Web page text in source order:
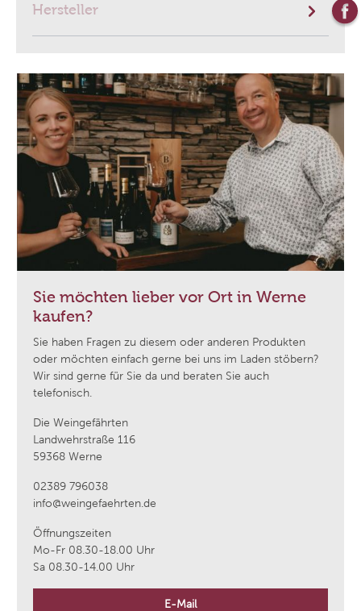
Hersteller
Sie möchten lieber vor Ort in Werne
kaufen?
Sie haben Fragen zu diesem oder anderen Produkten
oder möchten einfach gerne bei uns im Laden stöbern?
Wir sind gerne für Sie da und beraten Sie auch
telefonisch.
Die Weingefährten
Landwehrstraße 116
59368 Werne
02389 796038
info@weingefaehrten.de
Öffnungszeiten
Mo-Fr 08.30-18.00 Uhr
Sa 08.30-14.00 Uhr
E-Mail